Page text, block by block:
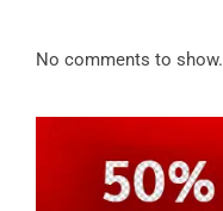
No comments to show.